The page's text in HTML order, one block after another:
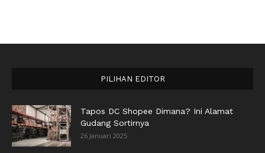
PILIHAN EDITOR
Tapos DC Shopee Dimana? Ini Alamat
Gudang Sortirnya
26 Januari 2025